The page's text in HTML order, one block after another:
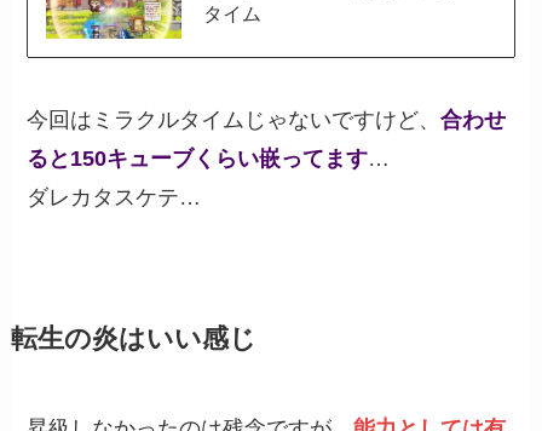
タイム
今回はミラクルタイムじゃないですけど、合わせ
ると150キューブくらい嵌ってます…
ダレカタスケテ…
転生の炎はいい感じ